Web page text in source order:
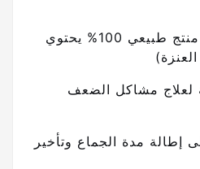
هو منتج طبيعي 100% يحتوي
لعلاج مشاكل الضعف
إطالة مدة الجماع وتأخير